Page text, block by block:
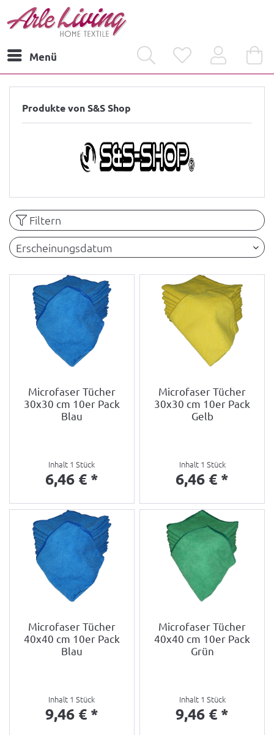
Menü
Produkte von S&S Shop
Filtern
Microfaser Tücher
30x30 cm 10er Pack
Blau
Inhalt 1 Stück
6,46 € *
Microfaser Tücher
30x30 cm 10er Pack
Gelb
Inhalt 1 Stück
6,46 € *
Microfaser Tücher
40x40 cm 10er Pack
Blau
Inhalt 1 Stück
9,46 € *
Microfaser Tücher
40x40 cm 10er Pack
Grün
Inhalt 1 Stück
9,46 € *